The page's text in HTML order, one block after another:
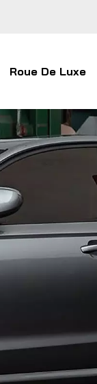
Roue De Luxe